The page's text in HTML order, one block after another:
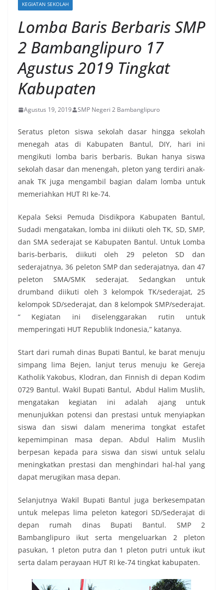
KEGIATAN SEKOLAH
Lomba Baris Berbaris SMP
2 Bambanglipuro 17
Agustus 2019 Tingkat
Kabupaten
Agustus 19, 2019 SMP Negeri 2 Bambanglipuro
Seratus pleton siswa sekolah dasar hingga sekolah
menegah atas di Kabupaten Bantul, DIY, hari ini
mengikuti lomba baris berbaris. Bukan hanya siswa
sekolah dasar dan menengah, pleton yang terdiri anak-
anak TK juga mengambil bagian dalam lomba untuk
memeriahkan HUT RI ke-74.
Kepala Seksi Pemuda Disdikpora Kabupaten Bantul,
Sudadi mengatakan, lomba ini diikuti oleh TK, SD, SMP,
dan SMA sederajat se Kabupaten Bantul. Untuk Lomba
baris-berbaris, diikuti oleh 29 peleton SD dan
sederajatnya, 36 peleton SMP dan sederajatnya, dan 47
peleton SMA/SMK sederajat. Sedangkan untuk
drumband diikuti oleh 3 kelompok TK/sederajat, 25
kelompok SD/sederajat, dan 8 kelompok SMP/sederajat.
“ Kegiatan ini diselenggarakan rutin untuk
memperingati HUT Republik Indonesia,” katanya.
Start dari rumah dinas Bupati Bantul, ke barat menuju
simpang lima Bejen, lanjut terus menuju ke Gereja
Katholik Yakobus, Klodran, dan Finnish di depan Kodim
0729 Bantul. Wakil Bupati Bantul, Abdul Halim Muslih,
mengatakan kegiatan ini adalah ajang untuk
menunjukkan potensi dan prestasi untuk menyiapkan
siswa dan siswi dalam menerima tongkat estafet
kepemimpinan masa depan. Abdul Halim Muslih
berpesan kepada para siswa dan siswi untuk selalu
meningkatkan prestasi dan menghindari hal-hal yang
dapat merugikan masa depan.
Selanjutnya Wakil Bupati Bantul juga berkesempatan
untuk melepas lima peleton kategori SD/Sederajat di
depan rumah dinas Bupati Bantul. SMP 2
Bambanglipuro ikut serta mengeluarkan 2 pleton
pasukan, 1 pleton putra dan 1 pleton putri untuk ikut
serta dalam perayaan HUT RI ke-74 tingkat kabupaten.